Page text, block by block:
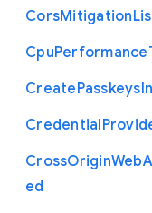
CorsMitigation
CpuPerformance
CreatePasskeysIn
Credential
CrossOriginWeb
ed